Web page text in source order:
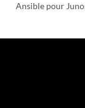
Ansible pour